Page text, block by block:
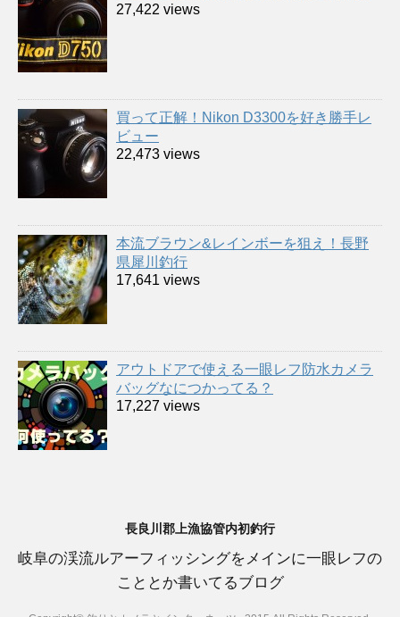
27,422 views
買って正解！Nikon D3300を好き勝手レ
ビュー
22,473 views
本流ブラウン&レインボーを狙え！長野
県犀川釣行
17,641 views
アウトドアで使える一眼レフ防水カメラ
バッグなにつかってる？
17,227 views
長良川郡上漁協管内初釣行
岐阜の渓流ルアーフィッシングをメインに一眼レフの
こととか書いてるブログ